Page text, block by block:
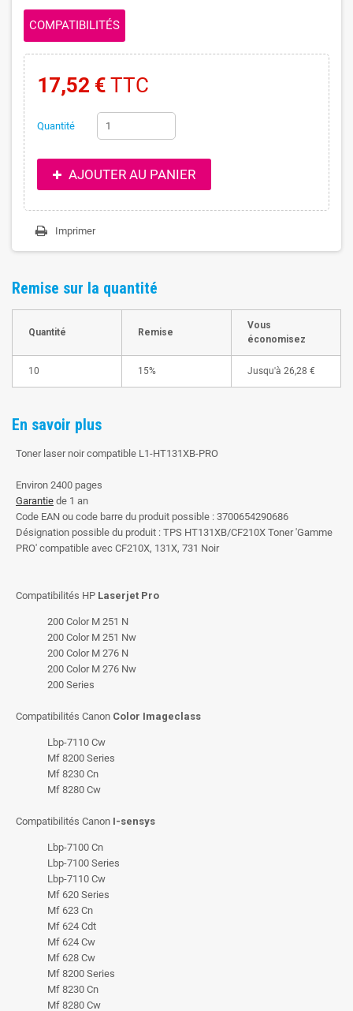
COMPATIBILITÉS
17,52 € TTC
Quantité
AJOUTER AU PANIER
Imprimer
Remise sur la quantité
Quantité Remise
Vous
économisez
10 15% Jusqu'à 26,28 €
En savoir plus
Toner laser noir compatible L1-HT131XB-PRO
Environ 2400 pages
Garantie de 1 an
Code EAN ou code barre du produit possible : 3700654290686
Désignation possible du produit : TPS HT131XB/CF210X Toner 'Gamme
PRO' compatible avec CF210X, 131X, 731 Noir
Compatibilités HP Laserjet Pro
200 Color M 251 N
200 Color M 251 Nw
200 Color M 276 N
200 Color M 276 Nw
200 Series
Compatibilités Canon Color Imageclass
Lbp-7110 Cw
Mf 8200 Series
Mf 8230 Cn
Mf 8280 Cw
Compatibilités Canon I-sensys
Lbp-7100 Cn
Lbp-7100 Series
Lbp-7110 Cw
Mf 620 Series
Mf 623 Cn
Mf 624 Cdt
Mf 624 Cw
Mf 628 Cw
Mf 8200 Series
Mf 8230 Cn
Mf 8280 Cw